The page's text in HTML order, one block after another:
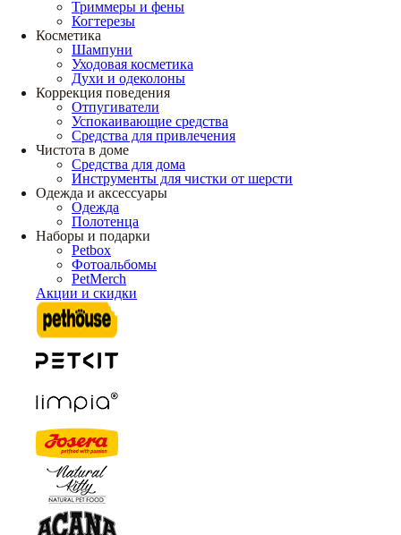
Триммеры и фены
Когтерезы
Косметика
Шампуни
Уходовая косметика
Духи и одеколоны
Коррекция поведения
Отпугиватели
Успокаивающие средства
Средства для привлечения
Чистота в доме
Средства для дома
Инструменты для чистки от шерсти
Одежда и аксессуары
Одежда
Полотенца
Наборы и подарки
Petbox
Фотоальбомы
PetMerch
Акции и скидки